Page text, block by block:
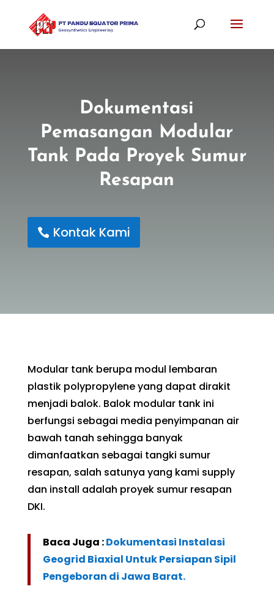
Dokumentasi
Pemasangan Modular
Tank Pada Proyek Sumur
Resapan
Kontak Kami
Modular tank berupa modul lembaran
plastik polypropylene yang dapat dirakit
menjadi balok. Balok modular tank ini
berfungsi sebagai media penyimpanan air
bawah tanah sehingga banyak
dimanfaatkan sebagai tangki sumur
resapan, salah satunya yang kami supply
dan install adalah proyek sumur resapan
DKI.
Baca Juga :Dokumentasi Instalasi
Geogrid Biaxial Untuk Persiapan Sipil
Pengeboran di Jawa Barat.